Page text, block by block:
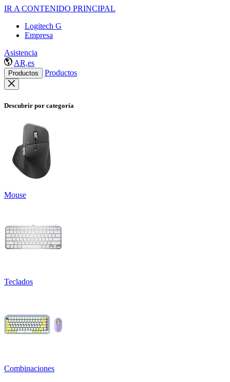
IR A CONTENIDO PRINCIPAL
Logitech G
Empresa
Asistencia
AR,es
Productos Productos
Descubrir por categoría
Mouse
Teclados
Combinaciones